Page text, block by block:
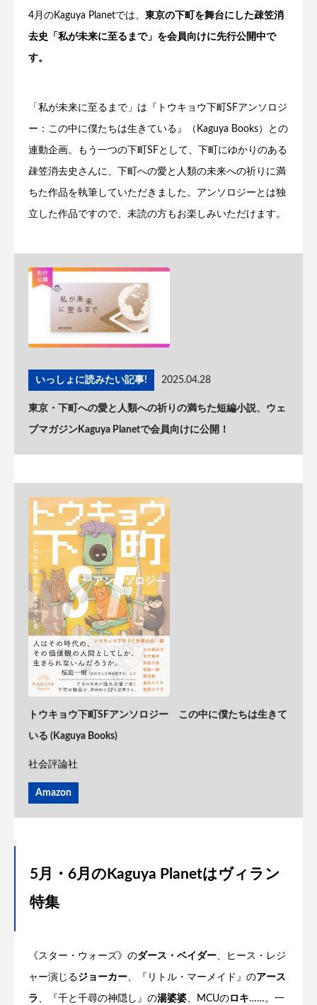
4月のKaguya Planetでは、 東京の下町を舞台にした疎笠消
去史「私が未来に至るまで」を会員向けに先行公開中で
す。
「私が未来に至るまで」は『トウキョウ下町SFアンソロジ
ー：この中に僕たちは生きている』（Kaguya Books）との
連動企画。もう一つの下町SFとして、下町にゆかりのある
疎笠消去史さんに、下町への愛と人類の未来への祈りに満
ちた作品を執筆していただきました。アンソロジーとは独
立した作品ですので、未読の方もお楽しみいただけます。
いっしょに読みたい記事! 2025.04.28
東京・下町への愛と人類への祈りの満ちた短編小説、ウェ
ブマガジンKaguya Planetで会員向けに公開！
トウキョウ下町SFアンソロジー この中に僕たちは生きて
いる (Kaguya Books)
社会評論社
Amazon
5月・6月のKaguya Planetはヴィラン
特集
《スター・ウォーズ》のダース・ベイダー、ヒース・レジ
ャー演じるジョーカー、『リトル・マーメイド』のアース
ラ、『千と千尋の神隠し』の湯婆婆、MCUの ロキ……。一